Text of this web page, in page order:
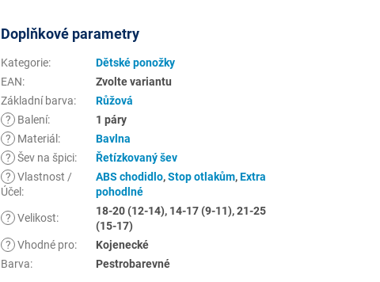
Doplňkové parametry
Kategorie:
Dětské ponožky
EAN:
Zvolte variantu
Základní barva:
Růžová
?
Balení:
1 páry
?
Materiál :
Bavlna
? Šev na špici:
Řetízkovaný šev
? Vlastnost /
Účel :
ABS chodidlo,Stop otlakům,Extra
pohodlné
? Velikost:
18-20 (12-14), 14-17 (9-11), 21-25
(15-17)
? Vhodné pro:
Kojenecké
Barva: Pestrobarevné